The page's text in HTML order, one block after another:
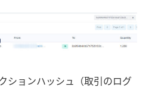
ションハッシュ（取引のログ